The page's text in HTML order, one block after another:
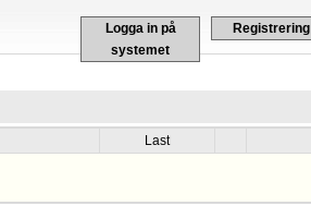
Logga in på
systemet
Registrering
Last